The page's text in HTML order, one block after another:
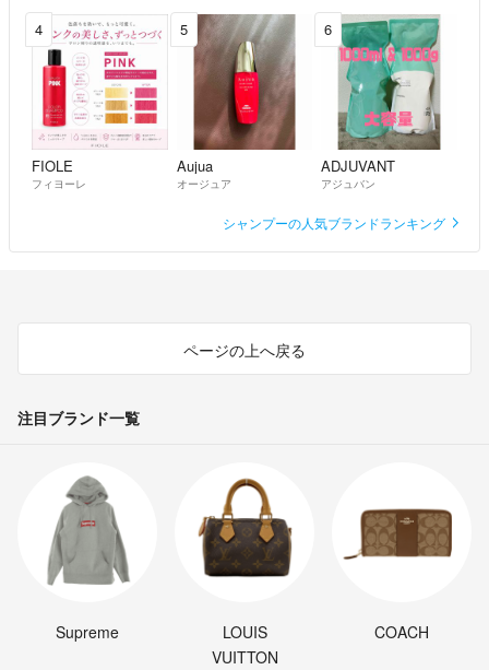
4
FIOLE
フィヨーレ
5
Aujua
オージュア
6
ADJUVANT
アジュバン
シャンプーの人気ブランドランキング
ページの上へ戻る
注目ブランド一覧
Supreme
LOUIS
VUITTON
COACH